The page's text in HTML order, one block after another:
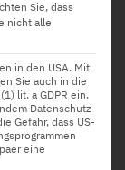
Sie, dass
nicht alle
in den USA. Mit
Sie auch in die
lit. a GDPR ein.
Datenschutz
Gefahr, dass US-
eine